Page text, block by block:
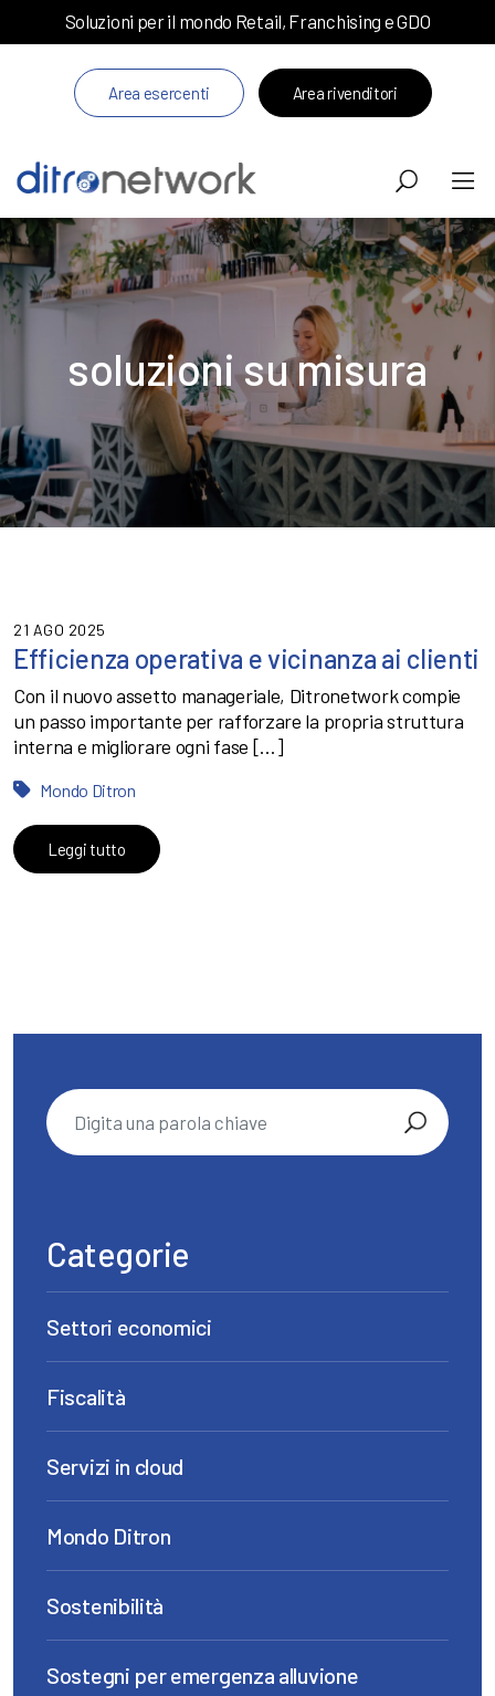
Soluzioni per il mondo Retail, Franchising e GDO
Area esercenti Area rivenditori
soluzioni su misura
21 AGO 2025
Efficienza operativa e vicinanza ai clienti
Con il nuovo assetto manageriale, Ditronetwork compie
un passo importante per rafforzare la propria struttura
interna e migliorare ogni fase […]
Leggi tutto
Mondo Ditron
Categorie
Settori economici
Fiscalità
Servizi in cloud
Mondo Ditron
Sostenibilità
Sostegni per emergenza alluvione